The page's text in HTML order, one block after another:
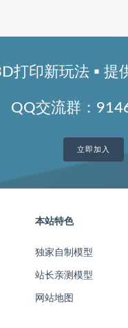
打印新玩法 ▪ 提
QQ交流群：
立即加入
本站特色
独家自制模型
站长亲测模型
网站地图